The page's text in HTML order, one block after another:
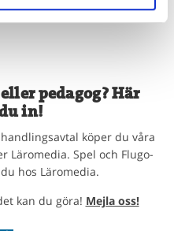
pedagog? Här
in!
köper du våra
Läromedia. Spel och Flugo-
hos Läromedia.
kan du göra! Mejla oss!